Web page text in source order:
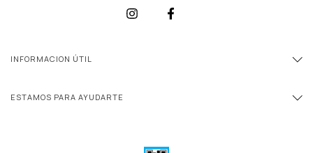
INFORMACION ÚTIL
ESTAMOS PARA AYUDARTE